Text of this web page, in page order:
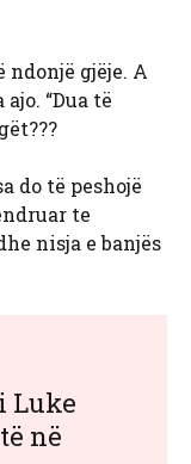
ndonjë gjëje. A
“Dua të
do të peshojë
te
nisja e banjës
Luke
në